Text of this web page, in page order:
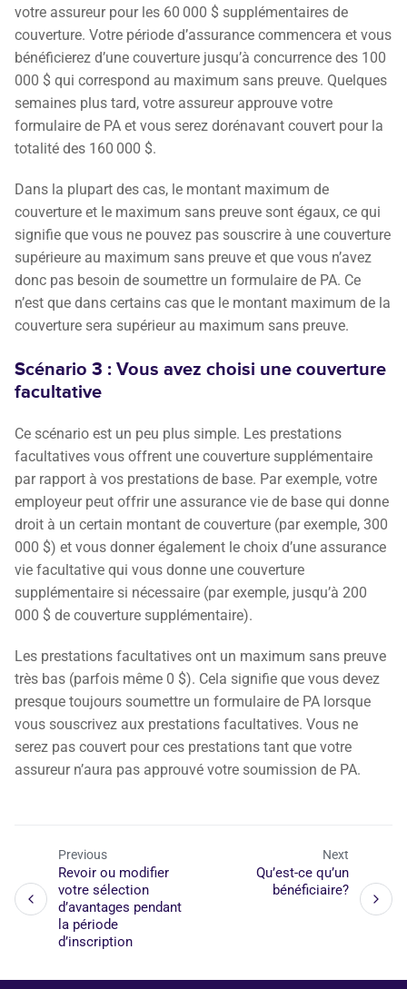
votre assureur pour les 60 000 $ supplémentaires de
couverture. Votre période d’assurance commencera et vous
bénéficierez d’une couverture jusqu’à concurrence des 100
000 $ qui correspond au maximum sans preuve. Quelques
semaines plus tard, votre assureur approuve votre
formulaire de PA et vous serez dorénavant couvert pour la
totalité des 160 000 $.
Dans la plupart des cas, le montant maximum de
couverture et le maximum sans preuve sont égaux, ce qui
signifie que vous ne pouvez pas souscrire à une couverture
supérieure au maximum sans preuve et que vous n’avez
donc pas besoin de soumettre un formulaire de PA. Ce
n’est que dans certains cas que le montant maximum de la
couverture sera supérieur au maximum sans preuve.
Scénario 3 : Vous avez choisi une couverture
facultative
Ce scénario est un peu plus simple. Les prestations
facultatives vous offrent une couverture supplémentaire
par rapport à vos prestations de base. Par exemple, votre
employeur peut offrir une assurance vie de base qui donne
droit à un certain montant de couverture (par exemple, 300
000 $) et vous donner également le choix d’une assurance
vie facultative qui vous donne une couverture
supplémentaire si nécessaire (par exemple, jusqu’à 200
000 $ de couverture supplémentaire).
Les prestations facultatives ont un maximum sans preuve
très bas (parfois même 0 $). Cela signifie que vous devez
presque toujours soumettre un formulaire de PA lorsque
vous souscrivez aux prestations facultatives. Vous ne
serez pas couvert pour ces prestations tant que votre
assureur n’aura pas approuvé votre soumission de PA.
Previous
Revoir ou modifier
votre sélection
d’avantages pendant
la période
d’inscription
Next
Qu’est-ce qu’un
bénéficiaire?